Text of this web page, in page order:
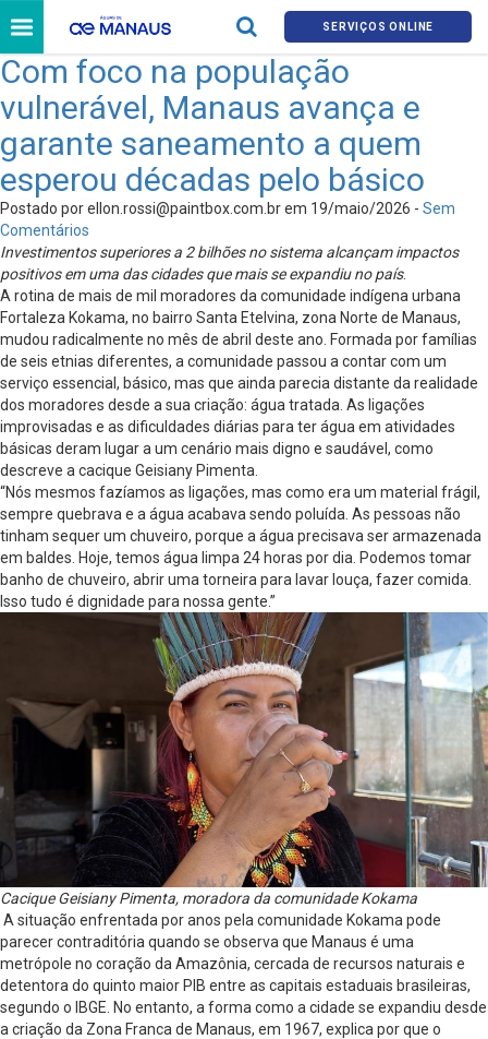
SERVIÇOS ONLINE
Com foco na população
vulnerável, Manaus avança e
garante saneamento a quem
esperou décadas pelo básico
Postado porellon.rossi@paintbox.com.brem 19/maio/2026 - Sem
Comentários
Investimentos superiores a 2 bilhões no sistema alcançam impactos
positivos em uma das cidades que mais se expandiu no país.
A rotina de mais de mil moradores da comunidade indígena urbana
Fortaleza Kokama, no bairro Santa Etelvina, zona Norte de Manaus,
mudou radicalmente no mês de abril deste ano. Formada por famílias
de seis etnias diferentes, a comunidade passou a contar com um
serviço essencial, básico, mas que ainda parecia distante da realidade
dos moradores desde a sua criação: água tratada. As ligações
improvisadas e as dificuldades diárias para ter água em atividades
básicas deram lugar a um cenário mais digno e saudável, como
descreve a cacique Geisiany Pimenta.
“Nós mesmos fazíamos as ligações, mas como era um material frágil,
sempre quebrava e a água acabava sendo poluída. As pessoas não
tinham sequer um chuveiro, porque a água precisava ser armazenada
em baldes. Hoje, temos água limpa 24 horas por dia. Podemos tomar
banho de chuveiro, abrir uma torneira para lavar louça, fazer comida.
Isso tudo é dignidade para nossa gente.”
Cacique Geisiany Pimenta, moradora da comunidade Kokama
A situação enfrentada por anos pela comunidade Kokama pode
parecer contraditória quando se observa que Manaus é uma
metrópole no coração da Amazônia, cercada de recursos naturais e
detentora do quinto maior PIB entre as capitais estaduais brasileiras,
segundo o IBGE. No entanto, a forma como a cidade se expandiu desde
a criação da Zona Franca de Manaus, em 1967, explica por que o